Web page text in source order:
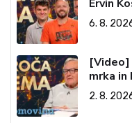
Ervin
(Vroča
6. 8.
[Video]
mrka in
2026)
2. 8.